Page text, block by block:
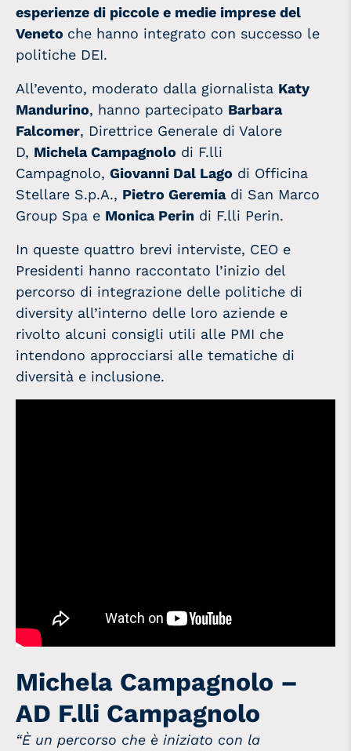
esperienze di piccole e medie imprese del
Veneto che hanno integrato con successo le
politiche DEI.
All’evento, moderato dalla giornalista Katy
Mandurino, hanno partecipato Barbara
Falcomer, Direttrice Generale di Valore
D, Michela Campagnolo di F.lli
Campagnolo, Giovanni Dal Lago di Officina
Stellare S.p.A., Pietro Geremiadi San Marco
Group Spa e Monica Perin di F.lli Perin.
In queste quattro brevi interviste, CEO e
Presidenti hanno raccontato l’inizio del
percorso di integrazione delle politiche di
diversity all’interno delle loro aziende e
rivolto alcuni consigli utili alle PMI che
intendono approcciarsi alle tematiche di
diversità e inclusione.
Michela Campagnolo –
AD F.lli Campagnolo
“È un percorso che è iniziato con la